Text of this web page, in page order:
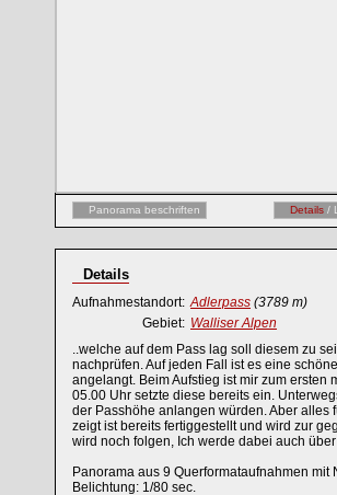
Panorama beschriften Details /
Details
Aufnahmestandort: Adlerpass (3789 m)
Gebiet: Walliser Alpen
..welche auf dem Pass lag soll diesem zu
nachprüfen. Auf jeden Fall ist es eine
angelangt. Beim Aufstieg ist mir zum
05.00 Uhr setzte diese bereits ein.
der Passhöhe anlangen würden. Aber alles
zeigt ist bereits fertiggestellt und wird zur
wird noch folgen, Ich werde dabei auch
Panorama aus 9 Querformataufnahmen
Belichtung: 1/80 sec.